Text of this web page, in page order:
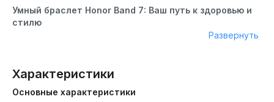
Умный браслет Honor Band 7: Ваш путь к здоровью и
стилю
аксессуар, он – ваш верный спутник в повседневной
жизни. Honor Band 7 - это стильный и функциональный
фитнес-трекер, предназначенный для отслеживания
Развернуть
Характеристики
Основные характеристики